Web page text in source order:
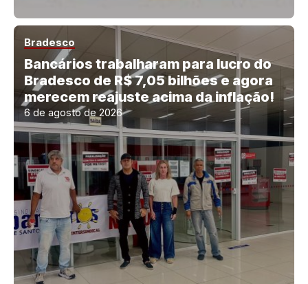
Bradesco
Bancários trabalharam para lucro do
Bradesco de R$ 7,05 bilhões e agora
merecem reajuste acima da inflação!
6 de agosto de 2026